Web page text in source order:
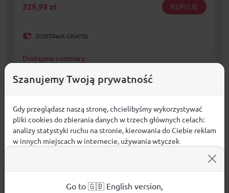
329,99 zł KUPUJĘ
DOSTAWA GRATIS!
Dostępne rozmiary:
Szanujemy Twoją prywatność
Gdy przeglądasz naszą stronę, chcielibyśmy wykorzystywać
pliki cookies do zbierania danych w trzech głównych celach:
analizy statystyki ruchu na stronie, kierowania do Ciebie reklam
w innych miejscach w internecie, używania wtyczek
używanych plików cookies.
Aby dowiedzieć się więcej o plikach cookie i tym, jak
Go to 🇬🇧 English version,